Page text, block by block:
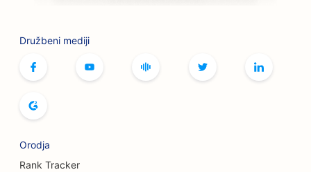
SEO za pekarne kruha
SEO za storitve povečanja prsi
Družbeni mediji
Orodja
Rank Tracker